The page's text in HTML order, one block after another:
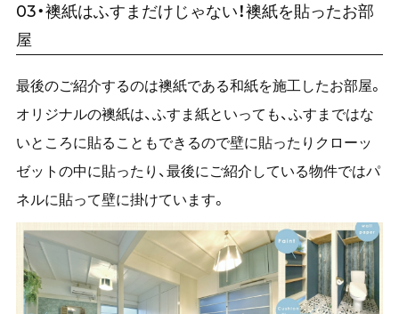
03・襖紙はふすまだけじゃない！襖紙を貼ったお部
屋
最後のご紹介するのは襖紙である和紙を施工したお部屋。
オリジナルの襖紙は、ふすま紙といっても、ふすまではな
いところに貼ることもできるので壁に貼ったりクローッ
ゼットの中に貼ったり、最後にご紹介している物件ではパ
ネルに貼って壁に掛けています。